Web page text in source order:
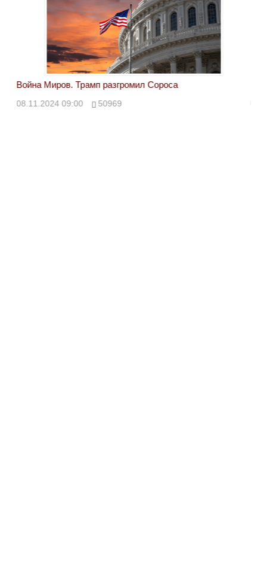
Война Миров. Трамп разгромил Сороса
08.11.2024 09:00 50969